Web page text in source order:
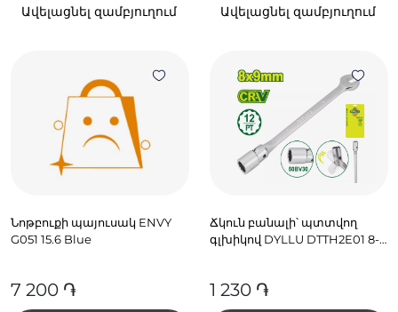
Ավելացնել զամբյուղում Ավելացնել զամբյուղում
Նոթբուքի պայուսակ ENVY
G051 15.6 Blue
7 200 ֏
Ճկուն բանալի՝ պտտվող
գլխիկով DYLLU DTTH2E01 8-
1 230 ֏